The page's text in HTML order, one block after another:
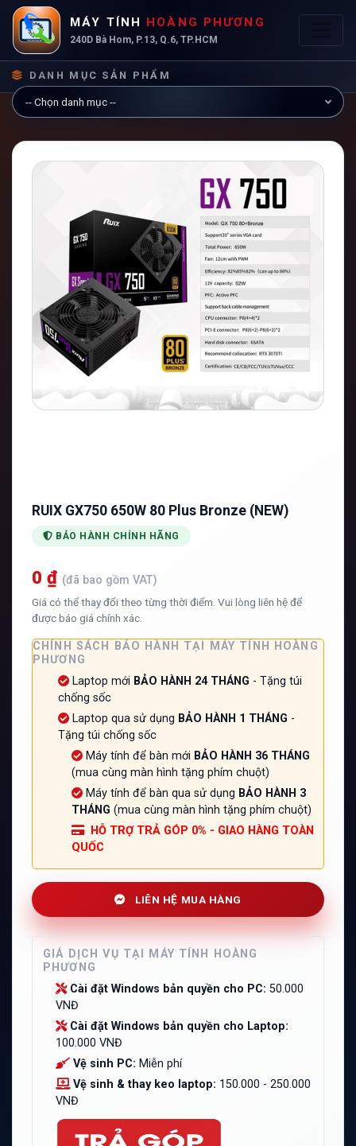
MÁY TÍNH HOÀNG PHƯƠNG
240D Bà Hom, P.13, Q.6, TP.HCM
DANH MỤC SẢN PHẨM
RUIX GX750 650W 80 Plus Bronze (NEW)
BẢO HÀNH CHÍNH HÃNG
0 ₫ (đã bao gồm VAT)
Giá có thể thay đổi theo từng thời điểm. Vui lòng liên hệ để
được báo giá chính xác.
CHÍNH SÁCH BẢO HÀNH TẠI MÁY TÍNH HOÀNG
PHƯƠNG
Laptop mới BẢO HÀNH 24 THÁNG - Tặng túi
chống sốc
Laptop qua sử dụng BẢO HÀNH 1 THÁNG -
Tặng túi chống sốc
Máy tính để bàn mới BẢO HÀNH 36 THÁNG
(mua cùng màn hình tặng phím chuột)
Máy tính để bàn qua sử dụng BẢO HÀNH 3
THÁNG (mua cùng màn hình tặng phím chuột)
HỖ TRỢ TRẢ GÓP 0% - GIAO HÀNG TOÀN
QUỐC
LIÊN HỆ MUA HÀNG
GIÁ DỊCH VỤ TẠI MÁY TÍNH HOÀNG
PHƯƠNG
Cài đặt Windows bản quyền cho PC: 50.000
VNĐ
Cài đặt Windows bản quyền cho Laptop:
100.000 VNĐ
Vệ sinh PC: Miễn phí
Vệ sinh & thay keo laptop: 150.000 - 250.000
VNĐ